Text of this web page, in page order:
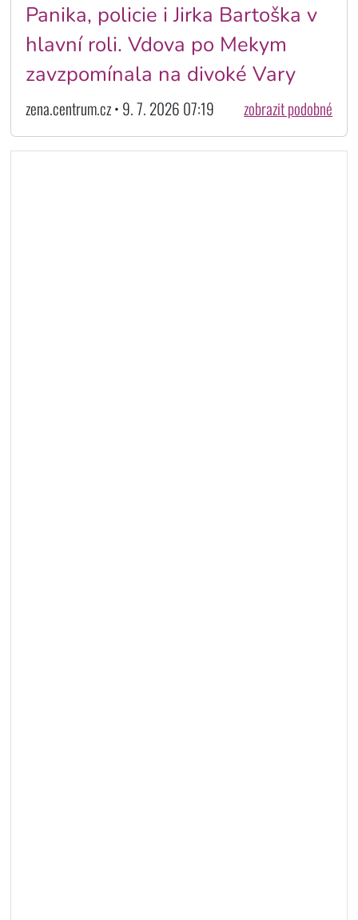
Panika, policie i Jirka Bartoška v
hlavní roli. Vdova po Mekym
zavzpomínala na divoké Vary
zena.centrum.cz • 9. 7. 2026 07:19 zobrazit podobné